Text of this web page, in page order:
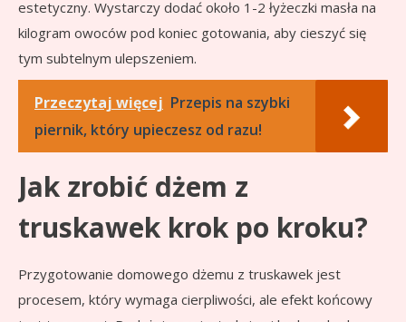
estetyczny. Wystarczy dodać około 1-2 łyżeczki masła na
kilogram owoców pod koniec gotowania, aby cieszyć się
tym subtelnym ulepszeniem.
Przeczytaj więcej Przepis na szybki
piernik, który upieczesz od razu!
Jak zrobić dżem z
truskawek krok po kroku?
Przygotowanie domowego dżemu z truskawek jest
procesem, który wymaga cierpliwości, ale efekt końcowy